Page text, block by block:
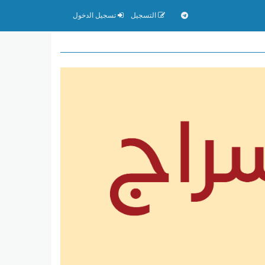
التسجيل تسجيل الدخول